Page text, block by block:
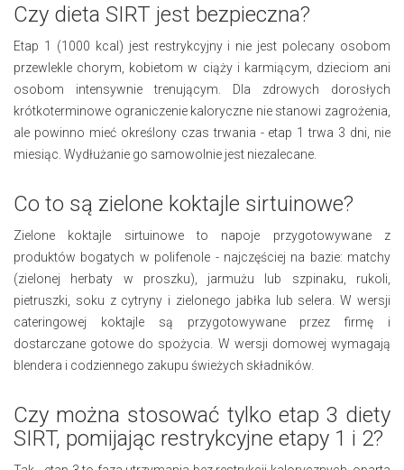
Czy dieta SIRT jest bezpieczna?
Etap 1 (1000 kcal) jest restrykcyjny i nie jest polecany osobom
przewlekle chorym, kobietom w ciąży i karmiącym, dzieciom ani
osobom intensywnie trenującym. Dla zdrowych dorosłych
krótkoterminowe ograniczenie kaloryczne nie stanowi zagrożenia,
ale powinno mieć określony czas trwania - etap 1 trwa 3 dni, nie
miesiąc. Wydłużanie go samowolnie jest niezalecane.
Co to są zielone koktajle sirtuinowe?
Zielone koktajle sirtuinowe to napoje przygotowywane z
produktów bogatych w polifenole - najczęściej na bazie: matchy
(zielonej herbaty w proszku), jarmużu lub szpinaku, rukoli,
pietruszki, soku z cytryny i zielonego jabłka lub selera. W wersji
cateringowej koktajle są przygotowywane przez firmę i
dostarczane gotowe do spożycia. W wersji domowej wymagają
blendera i codziennego zakupu świeżych składników.
Czy można stosować tylko etap 3 diety
SIRT, pomijając restrykcyjne etapy 1 i 2?